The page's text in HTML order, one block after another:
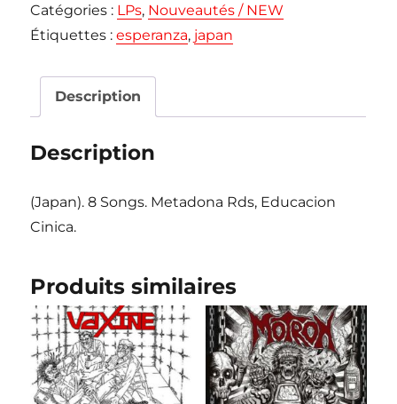
"Freedom
&
Catégories : LPs, Nouveautés / NEW
Étiquettes :esperanza, japan
Description
Description
(Japan). 8 Songs. Metadona Rds, Educacion
Cinica.
Produits similaires